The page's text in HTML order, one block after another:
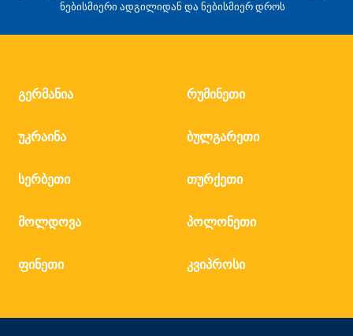
ნებისმიერი ადგილიდან და ნებისმიერ დროს
გერმანია რუმინეთი
უკრაინა ბულგარეთი
სერბეთი თურქეთი
მოლდოვა პოლონეთი
ფინეთი კვიპროსი